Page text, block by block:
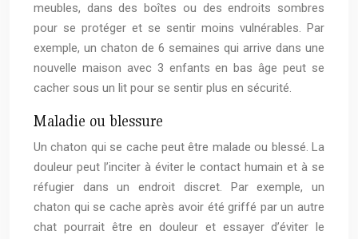
meubles, dans des boîtes ou des endroits sombres
pour se protéger et se sentir moins vulnérables. Par
exemple, un chaton de 6 semaines qui arrive dans une
nouvelle maison avec 3 enfants en bas âge peut se
cacher sous un lit pour se sentir plus en sécurité.
Maladie ou blessure
Un chaton qui se cache peut être malade ou blessé. La
douleur peut l’inciter à éviter le contact humain et à se
réfugier dans un endroit discret. Par exemple, un
chaton qui se cache après avoir été griffé par un autre
chat pourrait être en douleur et essayer d’éviter le